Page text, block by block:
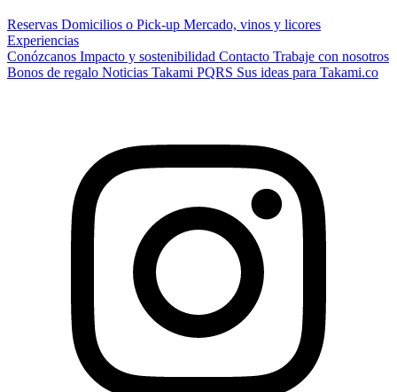
Reservas Domicilios o Pick-up Mercado, vinos y licores
Experiencias
Conózcanos Impacto y sostenibilidad Contacto Trabaje con nosotros
Bonos de regalo Noticias Takami PQRS Sus ideas para Takami.co